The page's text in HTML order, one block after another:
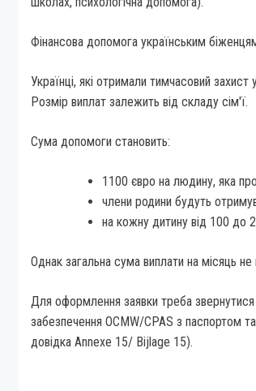
Фінансова допомога українським
Українці, які отримали тимчасовий
Розмір виплат залежить від складу сім'ї.
Сума допомоги становить:
1100 євро на людину, яка
члени родини будуть
на кожну дитину від 100 до
Однак загальна сума виплати на місяць
Для оформлення заявки треба
забезпечення OCMW/CPAS з паспортом
довідка Annexe 15/ Bijlage 15).